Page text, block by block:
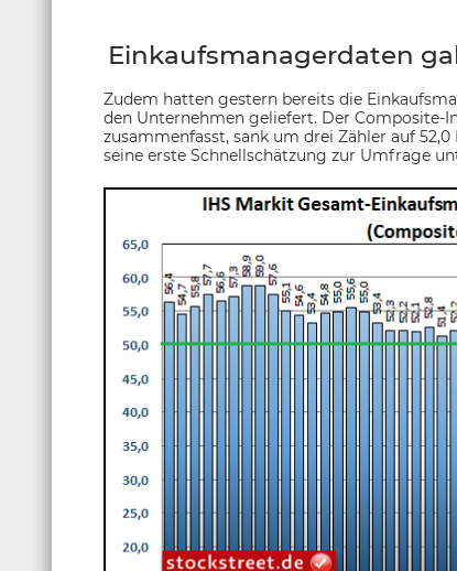
Einkaufsmanagerdaten
Zudem hatten gestern bereits die
den Unternehmen geliefert. Der Composite-
zusammenfasst, sank um drei Zähler auf
seine erste Schnellschätzung zur Umfrage